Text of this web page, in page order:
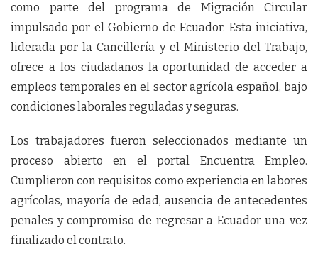
como parte del programa de Migración Circular
impulsado por el Gobierno de Ecuador. Esta iniciativa,
liderada por la Cancillería y el Ministerio del Trabajo,
ofrece a los ciudadanos la oportunidad de acceder a
empleos temporales en el sector agrícola español, bajo
condiciones laborales reguladas y seguras.
Los trabajadores fueron seleccionados mediante un
proceso abierto en el portal Encuentra Empleo.
Cumplieron con requisitos como experiencia en labores
agrícolas, mayoría de edad, ausencia de antecedentes
penales y compromiso de regresar a Ecuador una vez
finalizado el contrato.